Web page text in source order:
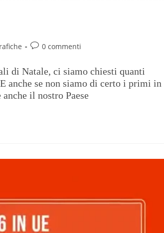
0 commenti
di Natale, ci siamo chiesti quanti
anche se non siamo di certo i primi in
il nostro Paese